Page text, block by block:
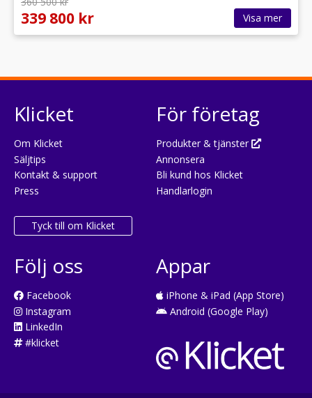
339 800 kr Visa mer
Klicket
Om Klicket
Säljtips
Kontakt & support
Press
Tyck till om Klicket
För företag
Produkter & tjänster
Annonsera
Bli kund hos Klicket
Handlarlogin
Följ oss
Facebook
Instagram
LinkedIn
#klicket
Appar
iPhone & iPad (App Store)
Android (Google Play)